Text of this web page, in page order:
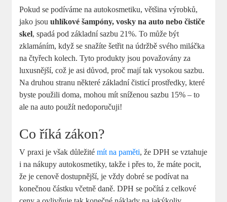
Pokud‍ se podíváme na autokosmetiku, většina výrobků,
jako jsouuhlíkové šampóny, vosky na auto nebo čističe
skel, spadá pod základní sazbu 21%. To ⁣může být
zklamáním, ‌když⁢ se snažíte šetřit na⁤ údržbě svého miláčka
na čtyřech kolech. Tyto produkty⁢ jsou považovány za
luxusnější,⁢ což je asi důvod, ⁢proč mají tak vysokou sazbu.
Na druhou stranu některé základní čisticí⁤ prostředky, které
byste použili doma, mohou mít sníženou sazbu ⁣15% –⁢ to
ale na auto použít nedoporučuji!
Co říká zákon?
V ​praxi je však důležitémít na paměti, že⁢ DPH se vztahuje
‍i‍ na nákupy autokosmetiky, takže i přes‍ to, ⁤že máte pocit,
že je cenově dostupnější, ⁣je vždy dobré se podívat na
konečnou částku včetně daně.​ DPH⁢ se počítá z celkové